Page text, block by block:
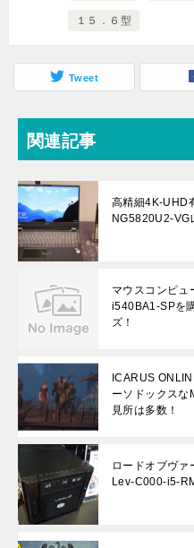
１５．６型
Tweet
関連記事
高精細4K-UHD
NG5820U2-VG
マウスコンピュ
i540BA1-SPを
ズ！
ICARUS
ーソドックスな
見所は多数！
ロードオブヴァ
Lev-C000-i5-